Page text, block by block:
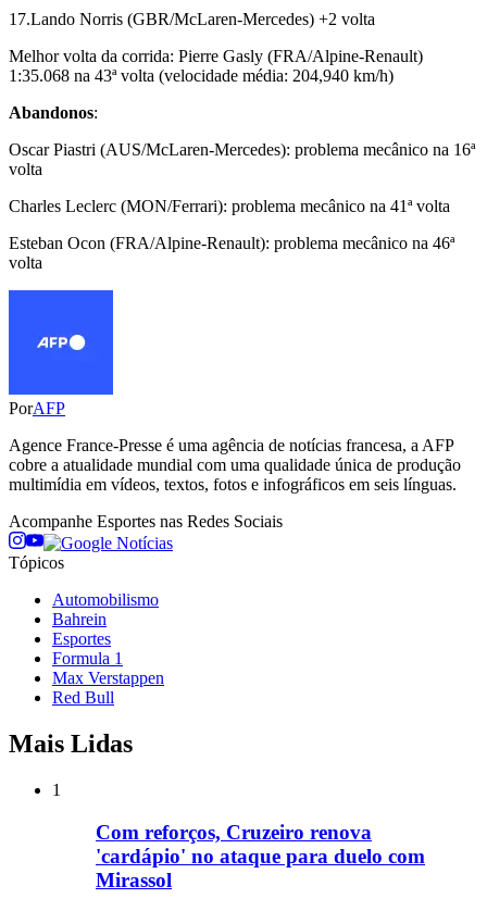
17.Lando Norris (GBR/McLaren-Mercedes) +2 volta
Melhor volta da corrida: Pierre Gasly (FRA/Alpine-Renault)
1:35.068 na 43ª volta (velocidade média: 204,940 km/h)
Abandonos:
Oscar Piastri (AUS/McLaren-Mercedes): problema mecânico na 16ª
volta
Charles Leclerc (MON/Ferrari): problema mecânico na 41ª volta
Esteban Ocon (FRA/Alpine-Renault): problema mecânico na 46ª
volta
PorAFP
Agence France-Presse é uma agência de notícias francesa, a AFP
cobre a atualidade mundial com uma qualidade única de produção
multimídia em vídeos, textos, fotos e infográficos em seis línguas.
Acompanhe Esportes nas Redes Sociais
Tópicos
Automobilismo
Bahrein
Esportes
Formula 1
Max Verstappen
Red Bull
Mais Lidas
1
Com reforços, Cruzeiro renova
'cardápio' no ataque para duelo com
Mirassol